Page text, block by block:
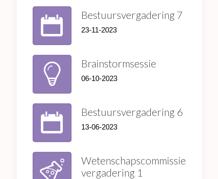
Bestuursvergadering 7
23-11-2023
Brainstormsessie
06-10-2023
Bestuursvergadering 6
13-06-2023
Wetenschapscommissie
vergadering 1